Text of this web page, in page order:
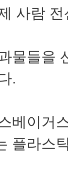
사람
물들을
.
베이거
플라스